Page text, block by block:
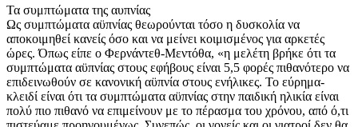
Τα συμπτώματα της αυπνίας
Ως συμπτώματα αϋπνίας θεωρούνται τόσο η δυσκολία να
αποκοιμηθεί κανείς όσο και να μείνει κοιμισμένος για αρκετές
ώρες. Όπως είπε ο Φερνάντεθ-Μεντόθα, «η μελέτη βρήκε ότι τα
συμπτώματα αϋπνίας στους εφήβους είναι 5,5 φορές πιθανότερο να
επιδεινωθούν σε κανονική αϋπνία στους ενήλικες. Το εύρημα-
κλειδί είναι ότι τα συμπτώματα αϋπνίας στην παιδική ηλικία είναι
πολύ πιο πιθανό να επιμείνουν με το πέρασμα του χρόνου, από ό,τι